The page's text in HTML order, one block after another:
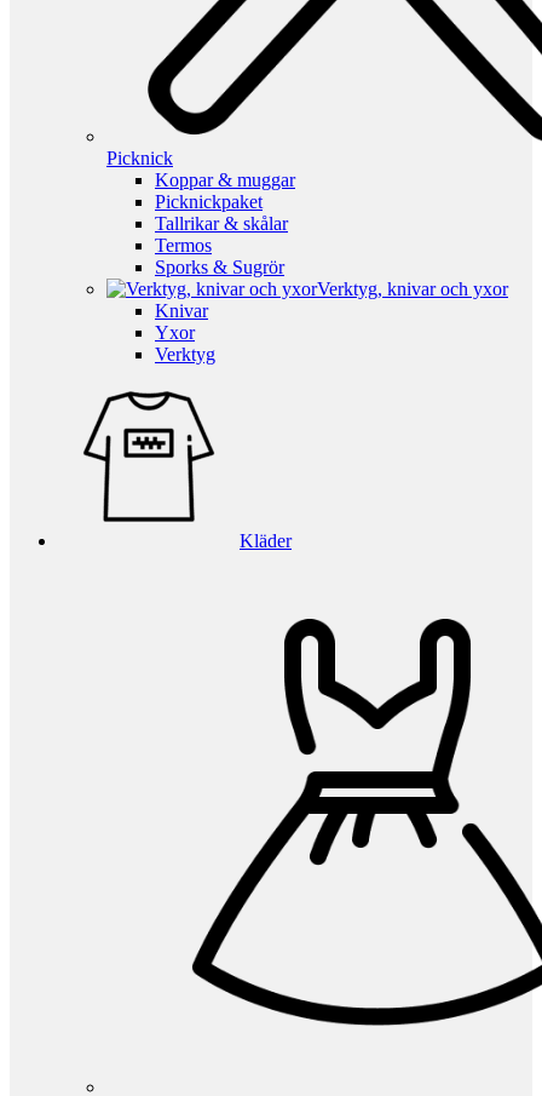
Picknick
Koppar & muggar
Picknickpaket
Tallrikar & skålar
Termos
Sporks & Sugrör
Verktyg, knivar och yxor
Knivar
Yxor
Verktyg
Kläder